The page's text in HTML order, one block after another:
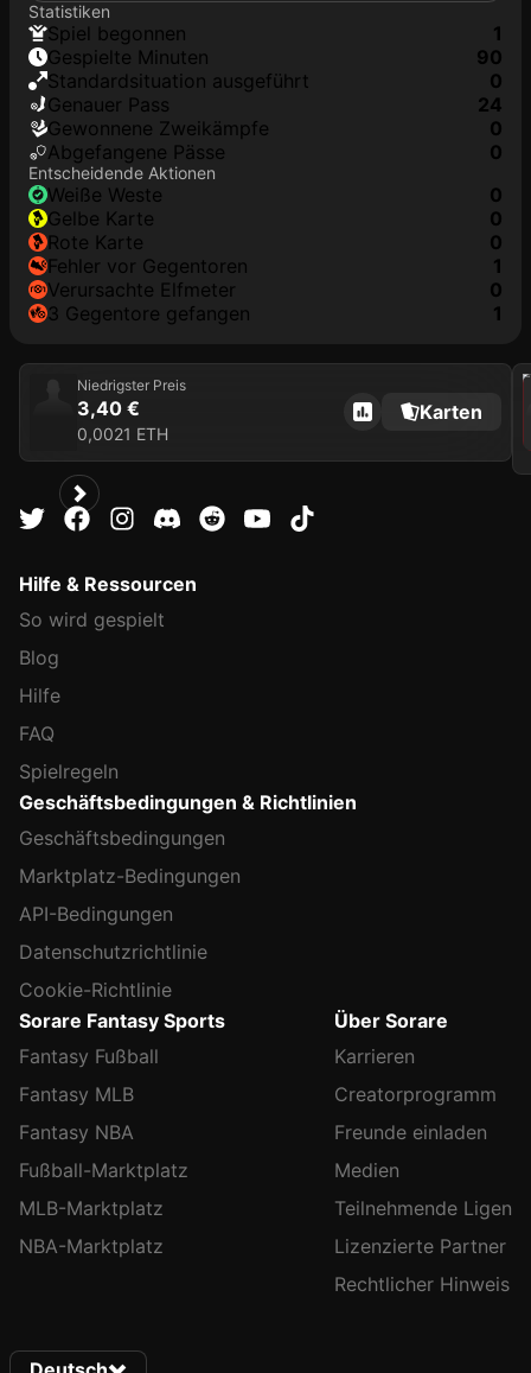
Statistiken
Spiel begonnen
1
Gespielte Minuten
90
Standardsituation ausgeführt
0
genauer Pass
24
Gewonnene Zweikämpfe
0
Abgefangene Pässe
0
Entscheidende Aktionen
weiße Weste
0
gelbe Karte
0
rote Karte
0
Fehler vor Gegentoren
1
Verursachte Elfmeter
0
3 Gegentore gefangen
1
Niedrigster Preis
3,40 €
0,0021 ETH
Karten
2024
Hilfe & Ressourcen
So wird gespielt
Blog
Hilfe
FAQ
Spielregeln
Geschäftsbedingungen & Richtlinien
Geschäftsbedingungen
Marktplatz-Bedingungen
API-Bedingungen
Datenschutzrichtlinie
Cookie-Richtlinie
Sorare Fantasy Sports
Fantasy Fußball
Fantasy MLB
Fantasy NBA
Fußball-Marktplatz
MLB-Marktplatz
NBA-Marktplatz
Über Sorare
Karrieren
Creatorprogramm
Freunde einladen
Medien
Teilnehmende Ligen
Lizenzierte Partner
Rechtlicher Hinweis